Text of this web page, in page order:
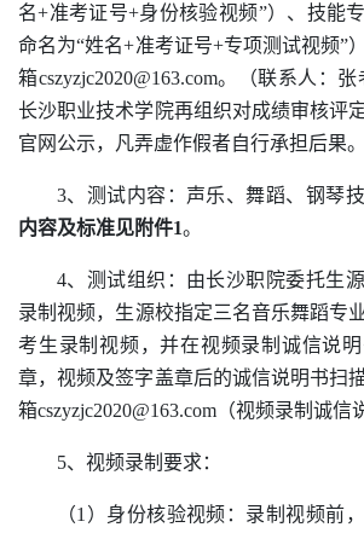
名+准考证号+身份核验视频”）、技能
命名为“姓名+准考证号+专项测试视频”
箱cszyzjc2020@163.com。（联系人：张
长沙职业技术学院再组织对成绩审核评
官网公示，凡弄虚作假者自行承担后果。
3、测试内容：声乐、舞蹈、钢琴
内容及标准见附件1。
4、测试组织： 由长沙职院委托生
录制视频， 生源校指定三名音乐舞蹈专
考生录制 视频，并在视频录制诚信说
章，视频及签字盖章后的诚信说明书扫
箱cszyzjc2020@163.com （视频录制诚信
5、视频录制 要求：
（1） 身份核验视频： 录制视频前